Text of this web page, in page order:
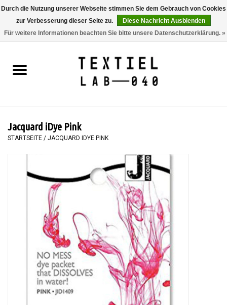
0 Artikel - €0,00
BÜCHER
MALEN
WORKSHOPS
Jacquard iDye Pink
STARTSEITE / JACQUARD IDYE PINK
Durch die Nutzung unserer Webseite stimmen Sie dem Gebrauch von Cookies
zur Verbesserung dieser Seite zu.
Diese Nachricht Ausblenden
Für weitere Informationen beachten Sie bitte unsere Datenschutzerklärung. »